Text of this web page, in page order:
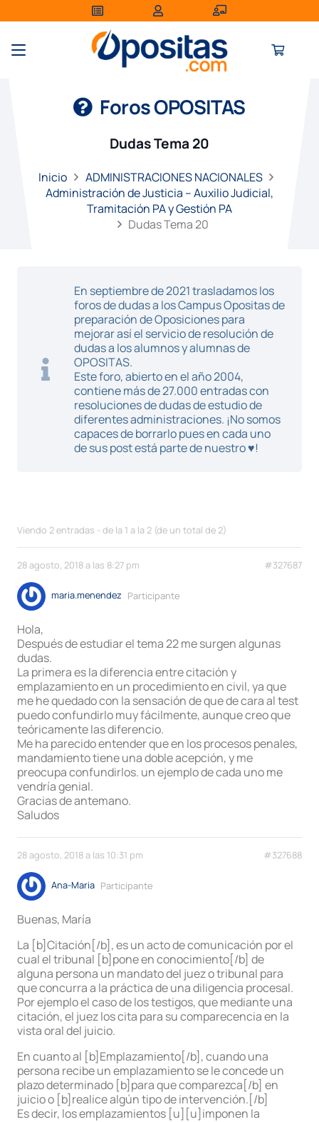
Foros OPOSITAS
Dudas Tema 20
Inicio
ADMINISTRACIONES NACIONALES
Administración de Justicia – Auxilio Judicial,
Tramitación PA y Gestión PA
Dudas Tema 20
En septiembre de 2021 trasladamos los
foros de dudas a los Campus Opositas de
preparación de Oposiciones para
mejorar así el servicio de resolución de
dudas a los alumnos y alumnas de
OPOSITAS.
Este foro, abierto en el año 2004,
contiene más de 27.000 entradas con
resoluciones de dudas de estudio de
diferentes administraciones. ¡No somos
capaces de borrarlo pues en cada uno
de sus post está parte de nuestro ♥!
Viendo 2 entradas - de la 1 a la 2 (de un total de 2)
28 agosto, 2018 a las 8:27 pm #327687
maria.menendez Participante
Hola,
Después de estudiar el tema 22 me surgen algunas
dudas.
La primera es la diferencia entre citación y
emplazamiento en un procedimiento en civil, ya que
me he quedado con la sensación de que de cara al test
puedo confundirlo muy fácilmente, aunque creo que
teóricamente las diferencio.
Me ha parecido entender que en los procesos penales,
mandamiento tiene una doble acepción, y me
preocupa confundirlos. un ejemplo de cada uno me
vendría genial.
Gracias de antemano.
Saludos
28 agosto, 2018 a las 10:31 pm #327688
Ana-Maria Participante
Buenas, María
La [b]Citación[/b], es un acto de comunicación por el
cual el tribunal [b]pone en conocimiento[/b] de
alguna persona un mandato del juez o tribunal para
que concurra a la práctica de una diligencia procesal.
Por ejemplo el caso de los testigos, que mediante una
citación, el juez los cita para su comparecencia en la
vista oral del juicio.
En cuanto al [b]Emplazamiento[/b], cuando una
persona recibe un emplazamiento se le concede un
plazo determinado [b]para que comparezca[/b] en
juicio o [b]realice algún tipo de intervención.[/b]
Es decir, los emplazamientos [u][u]imponen la